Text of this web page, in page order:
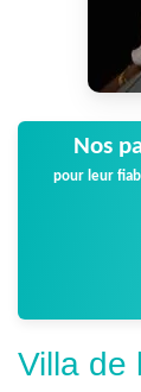
Nos
pour leur
Villa de